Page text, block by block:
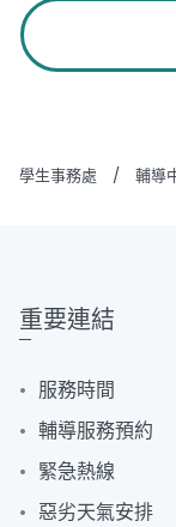
學生事務處 / 輔導
重要連結
服務時間
輔導服務預約
緊急熱線
惡劣天氣安排